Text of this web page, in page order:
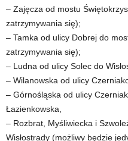
– Zajęcza od mostu
zatrzymywania się);
– Tamka od ulicy Dobrej do
zatrzymywania się);
– Ludna od ulicy Solec do
– Wilanowska od ulicy
– Górnośląska od ulicy
Łazienkowska,
– Rozbrat, Myśliwiecka i
Wisłostrady (możliwy będzie